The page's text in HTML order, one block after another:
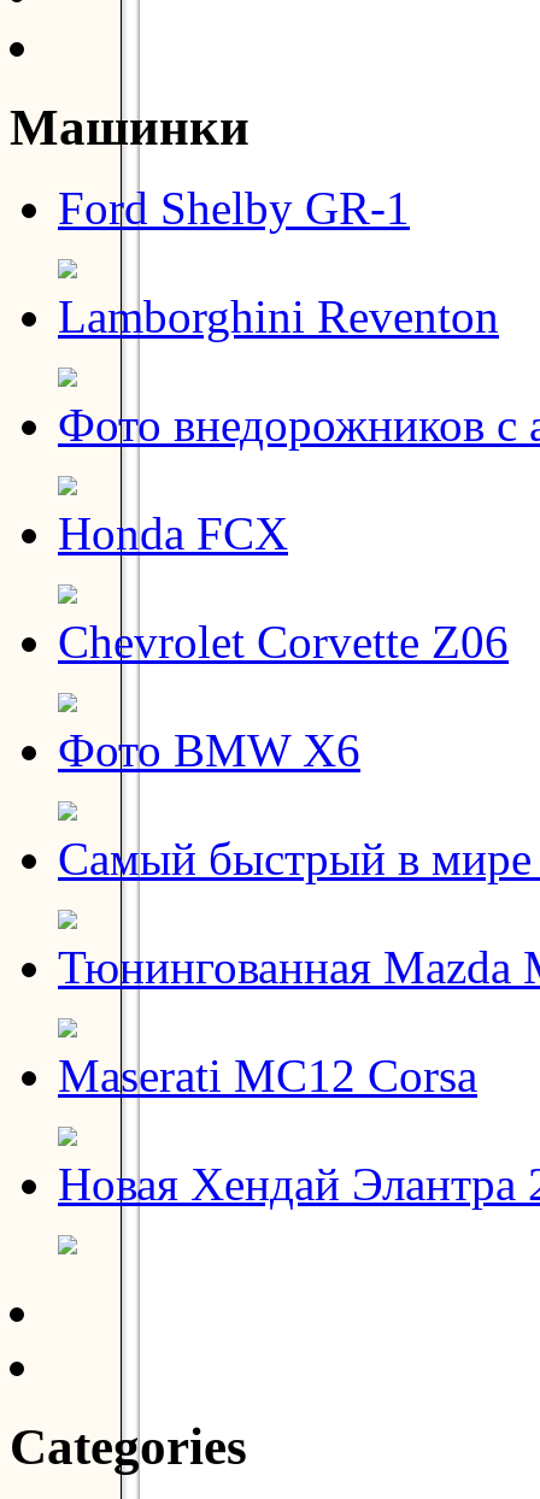
Машинки
Ford Shelby GR-1
Lamborghini Reventon
Фото внедорожников с
Honda FCX
Chevrolet Corvette Z06
Фото BMW X6
Самый быстрый в мире
Тюнингованная Mazda
Maserati MC12 Corsa
Новая Хендай
Categories